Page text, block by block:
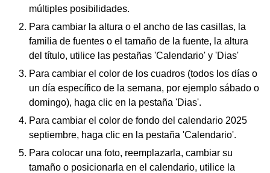
múltiples posibilidades.
Para cambiar la altura o el ancho de las casillas, la
familia de fuentes o el tamaño de la fuente, la altura
del título, utilice las pestañas 'Calendario' y 'Dias'
Para cambiar el color de los cuadros (todos los días o
un día específico de la semana, por ejemplo sábado o
domingo), haga clic en la pestaña 'Dias'.
Para cambiar el color de fondo del calendario 2025
septiembre, haga clic en la pestaña 'Calendario'.
Para colocar una foto, reemplazarla, cambiar su
tamaño o posicionarla en el calendario, utilice la